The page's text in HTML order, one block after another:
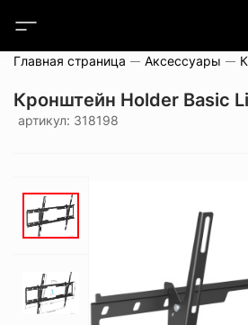
Главная страница Аксессуары
Кронштейн Holder Basic
артикул: 318198